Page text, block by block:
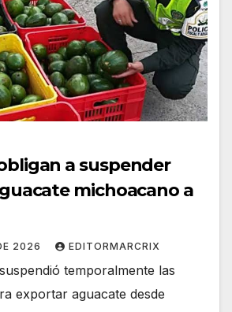
a suspender
michoacano a
2026 EDITORMARCRIX
temporalmente las
exportar aguacate desde